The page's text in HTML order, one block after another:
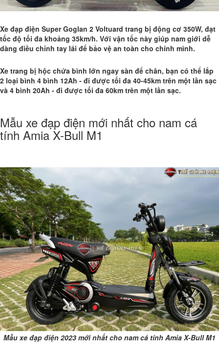
Xe đạp điện Super Goglan 2 Voltuard trang bị động cơ 350W, đạt
tốc độ tối đa khoảng 35km/h. Với vận tốc này giúp nam giới dễ
dàng điều chỉnh tay lái để bảo vệ an toàn cho chính mình.
Xe trang bị hộc chứa bình lớn ngay sàn để chân, bạn có thể lắp
2 loại bình 4 bình 12Ah - đi được tối đa 40-45km trên một lần sạc
và 4 bình 20Ah - đi được tối đa 60km trên một lần sạc.
Mẫu xe đạp điện mới nhất cho nam cá
tính Amia X-Bull M1
Mẫu xe đạp điện 2023 mới nhất cho nam cá tính Amia X-Bull M1